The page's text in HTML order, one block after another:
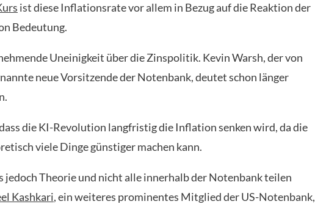
ist diese Inflationsrate vor allem in Bezug auf die Reaktion der
Bedeutung.
Uneinigkeit über die Zinspolitik. Kevin Warsh, der von
neue Vorsitzende der Notenbank, deutet schon länger
die KI-Revolution langfristig die Inflation senken wird, da die
viele Dinge günstiger machen kann.
jedoch Theorie und nicht alle innerhalb der Notenbank teilen
Kashkari, ein weiteres prominentes Mitglied der US-Notenbank,